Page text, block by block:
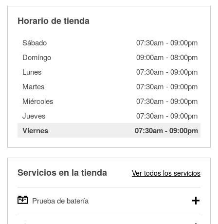
Horario de tienda
Sábado 07:30am -09:00pm
Domingo
09:00am -08:00pm
Lunes
07:30am -09:00pm
Martes
07:30am -09:00pm
Miércoles
07:30am -09:00pm
Jueves
07:30am -09:00pm
Viernes 07:30am-09:00pm
Servicios en la tienda Ver todos los servicios
Prueba de batería